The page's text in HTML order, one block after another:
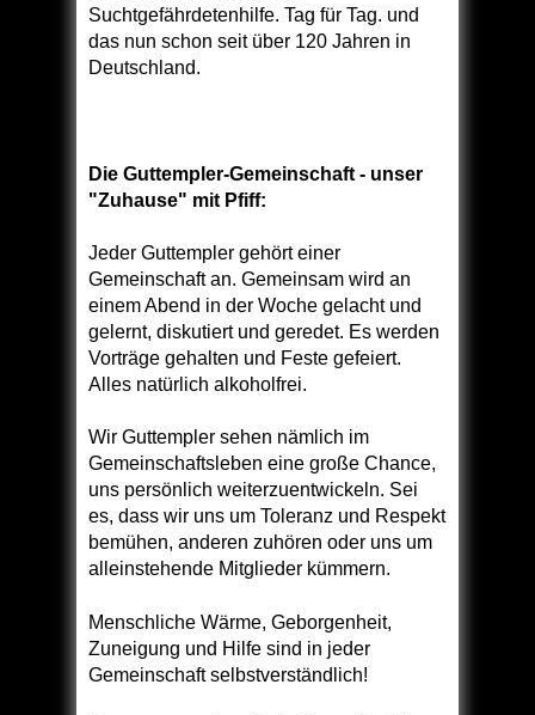
Suchtgefährdetenhilfe. Tag für Tag. und
das nun schon seit über 120 Jahren in
Deutschland.
Die Guttempler-Gemeinschaft - unser
"Zuhause" mit Pfiff:
Jeder Guttempler gehört einer
Gemeinschaft an. Gemeinsam wird an
einem Abend in der Woche gelacht und
gelernt, diskutiert und geredet. Es werden
Vorträge gehalten und Feste gefeiert.
Alles natürlich alkoholfrei.
Wir Guttempler sehen nämlich im
Gemeinschaftsleben eine große Chance,
uns persönlich weiterzuentwickeln. Sei
es, dass wir uns um Toleranz und Respekt
bemühen, anderen zuhören oder uns um
alleinstehende Mitglieder kümmern.
Menschliche Wärme, Geborgenheit,
Zuneigung und Hilfe sind in jeder
Gemeinschaft selbstverständlich!